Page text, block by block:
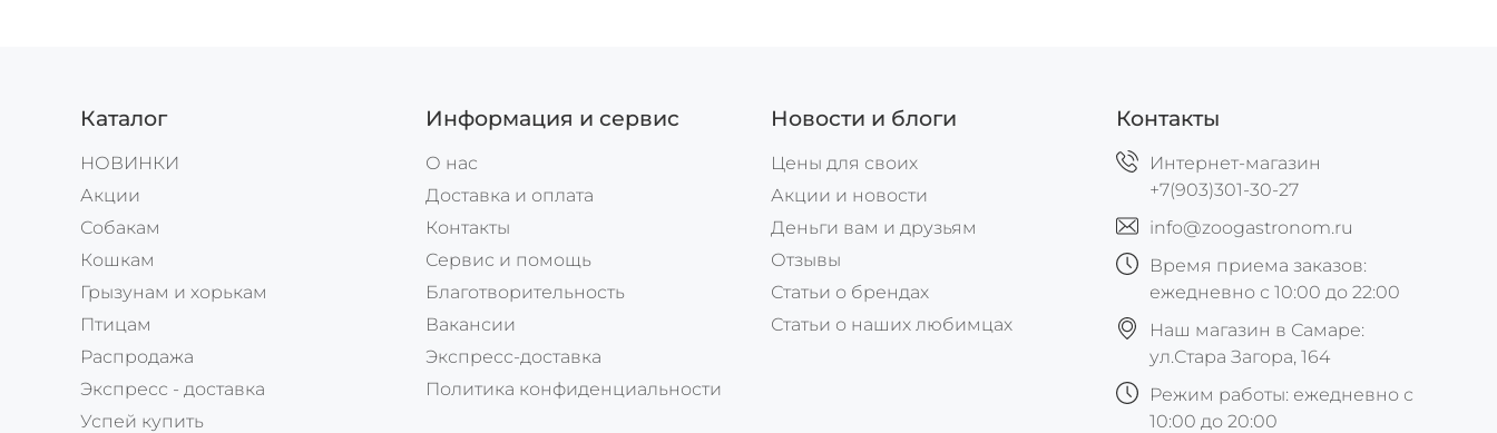
Каталог
НОВИНКИ
Акции
Собакам
Кошкам
Грызунам и хорькам
Птицам
Распродажа
Экспресс - доставка
Успей купить
Информация и сервис
О нас
Доставка и оплата
Контакты
Сервис и помощь
Благотворительность
Вакансии
Экспресс-доставка
Политика конфиденциальности
Новости и блоги
Цены для своих
Акции и новости
Деньги вам и друзьям
Отзывы
Статьи о брендах
Статьи о наших любимцах
Контакты
Интернет-магазин
+7(903)301-30-27
info@zoogastronom.ru
Время приема заказов:
ежедневно с 10:00 до 22:00
Наш магазин в Самаре:
ул.Стара Загора, 164
Режим работы: ежедневно с
10:00 до 20:00